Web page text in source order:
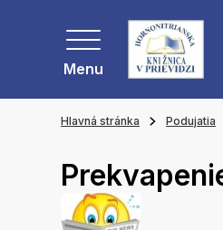
Menu
Hlavná stránka Podujatia